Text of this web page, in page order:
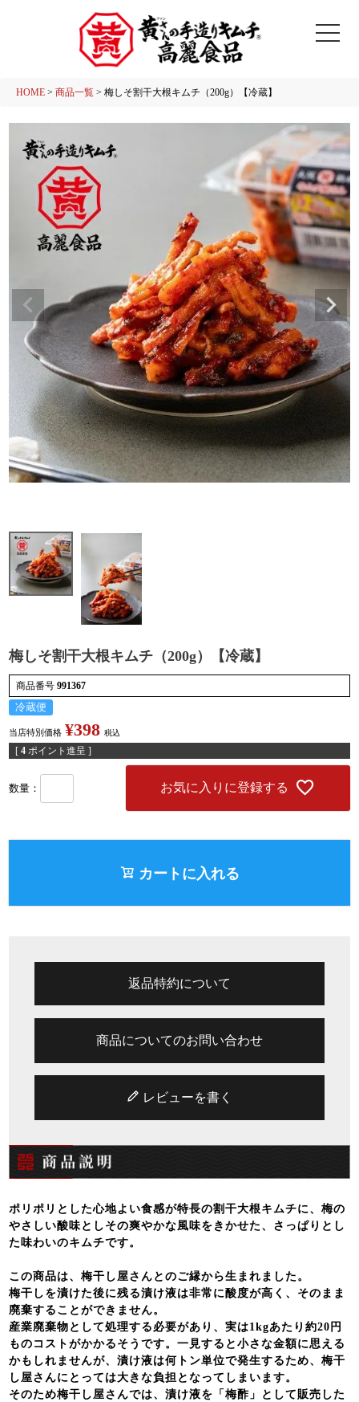
検索
HOME 商品一覧 梅しそ割干大根キムチ（200g）【冷蔵】
梅しそ割干大根キムチ（200g）【冷蔵】
商品番号 991367
冷蔵便
当店特別価格 ¥398 税込
[ 4 ポイント進呈 ]
お気に入りに登録する
カートに入れる
返品特約について
商品についてのお問い合わせ
レビューを書く
ポリポリとした心地よい食感が特長の割干大根キムチに、梅の
やさしい酸味としその爽やかな風味をきかせた、さっぱりとし
た味わいのキムチです。
この商品は、梅干し屋さんとのご縁から生まれました。
梅干しを漬けた後に残る漬け液は非常に酸度が高く、そのまま
廃棄することができません。
産業廃棄物として処理する必要があり、実は1kgあたり約20円
ものコストがかかるそうです。一見すると小さな金額に思える
かもしれませんが、漬け液は何トン単位で発生するため、梅干
し屋さんにとっては大きな負担となってしまいます。
そのため梅干し屋さんでは、漬け液を「梅酢」として販売した